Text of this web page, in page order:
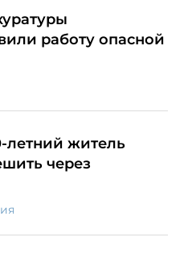
работу опасной
летний житель
через